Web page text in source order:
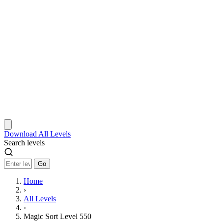
Download All Levels
Search levels
Go
Home
›
All Levels
›
Magic Sort Level 550